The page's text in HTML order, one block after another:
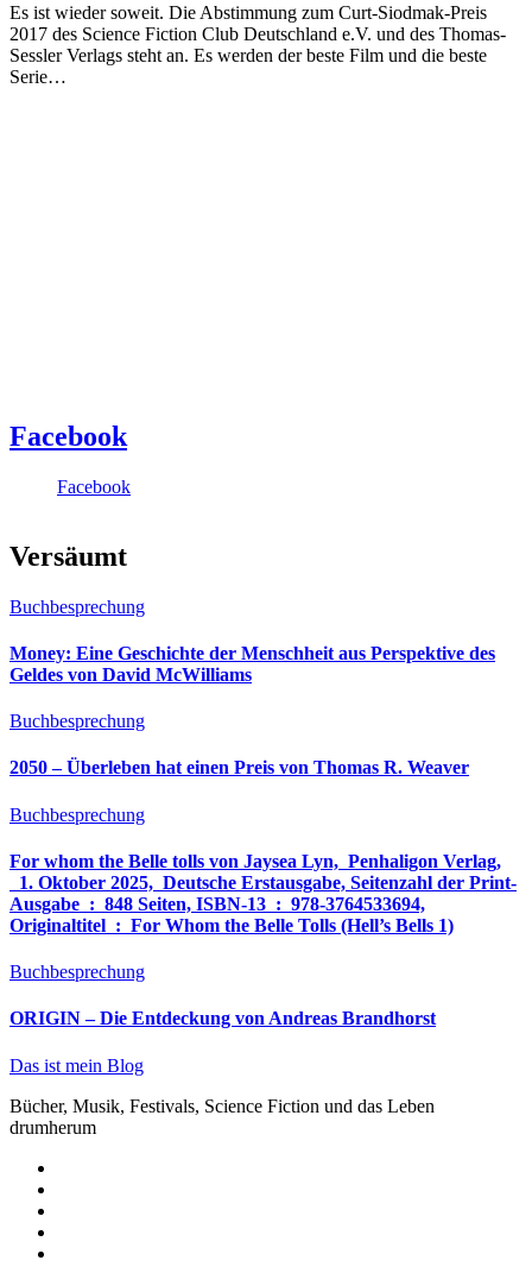
Es ist wieder soweit. Die Abstimmung zum Curt-Siodmak-Preis
2017 des Science Fiction Club Deutschland e.V. und des Thomas-
Sessler Verlags steht an. Es werden der beste Film und die beste
Serie…
Facebook
Facebook
Versäumt
Buchbesprechung
Money: Eine Geschichte der Menschheit aus Perspektive des
Geldes von David McWilliams
Buchbesprechung
2050 – Überleben hat einen Preis von Thomas R. Weaver
Buchbesprechung
For whom the Belle tolls von Jaysea Lyn, ‎ Penhaligon Verlag,
‎ 1. Oktober 2025, ‎ Deutsche Erstausgabe, Seitenzahl der Print-
Ausgabe ‏ : ‎ 848 Seiten, ISBN-13 ‏ : ‎ 978-3764533694,
Originaltitel ‏ : ‎ For Whom the Belle Tolls (Hell’s Bells 1)
Buchbesprechung
ORIGIN – Die Entdeckung von Andreas Brandhorst
Das ist mein Blog
Bücher, Musik, Festivals, Science Fiction und das Leben
drumherum